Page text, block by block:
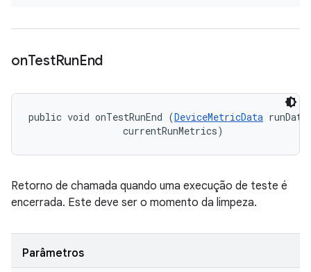
onTestRunEnd
public void onTestRunEnd (DeviceMetricData
currentRunMetrics)
Retorno de chamada quando uma execução de teste é
encerrada. Este deve ser o momento da limpeza.
Parâmetros